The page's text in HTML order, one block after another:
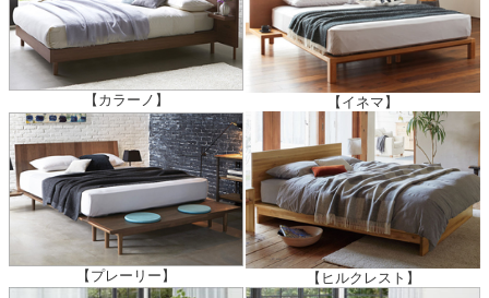
【カラーノ】 【イネマ】
【プレーリー】 【ヒルクレスト】